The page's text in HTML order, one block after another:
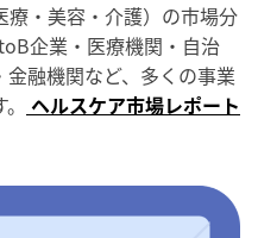
・美容・介護）の市場分
企業・医療機関・自治
融機関など、多くの事業
ヘルスケア市場レポート